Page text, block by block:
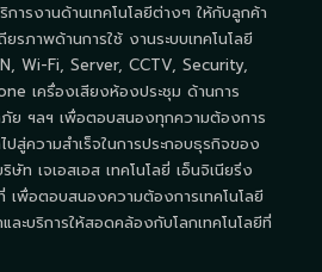
ารงานด้านเทคโนโลยีต่างๆ ให้กับลูกค้า
รภาพด้านการใช้ งานระบบเทคโนโลยี
Wi-Fi, Server, CCTV, Security,
เครื่องเสียงห้องประชุม ด้านการ
ย ฯลฯ เพื่อตอบสนองทุกความต้องการ
สู่ความสำเร็จในการประกอบธุรกิจของ
ท เจเอสเอส เทคโนโลยี่ เอ็นจิเนียริ่ง
พื่อตอบสนองความต้องการเทคโนโลยี
ะบริการให้สอดคล้องกับโลกเทคโนโลยีที่